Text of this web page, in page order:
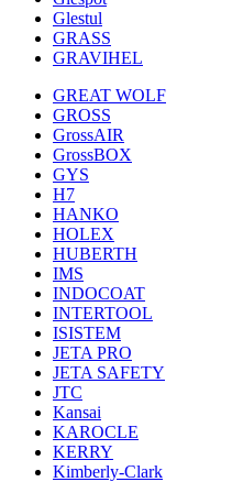
Glestul
GRASS
GRAVIHEL
GREAT WOLF
GROSS
GrossAIR
GrossBOX
GYS
H7
HANKO
HOLEX
HUBERTH
IMS
INDOCOAT
INTERTOOL
ISISTEM
JETA PRO
JETA SAFETY
JTC
Kansai
KAROCLE
KERRY
Kimberly-Clark